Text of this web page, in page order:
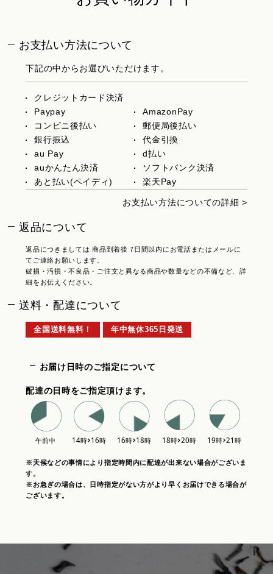
お支払い方法について
下記の中からお選びいただけます。
クレジットカード決済
Paypay
AmazonPay
コンビニ後払い
郵便局後払い
銀行振込
代金引換
au Pay
d払い
auかんたん決済
ソフトバンク決済
あと払い(ペイディ)
楽天Pay
お支払い方法についての詳細 >
返品について
返品につきましては 商品到着後 7日間以内にお電話またはメールに
てご連絡お願いします。
破損・汚損・不良品・ご注文と異なる商品や数量などの不備など、詳
細をお伝えください。
送料・配達について
全国送料無料！ 年中無休365日発送
お届け日時のご指定について
配達の日時をご指定頂けます。
※天候などの事情により指定時間内に配達が出来ない場合がございま
す。
※お急ぎの場合は、日時指定がない方がより早くお届けできる場合が
ございます。